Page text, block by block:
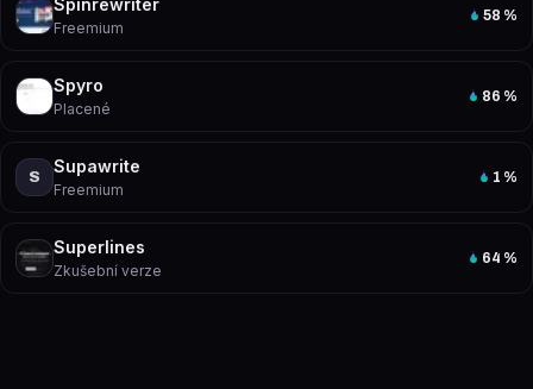
Spinrewriter
Freemium
58 %
Spyro
Placené
86 %
S
Supawrite
Freemium
1 %
Superlines
Zkušební verze
64 %